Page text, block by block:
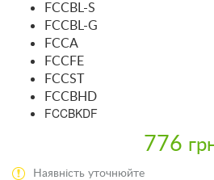
FCCBL-S
FCCBL-G
FCCA
FCCFE
FCCST
FCCBHD
FCCBKDF
776
Наявність уточнюйте